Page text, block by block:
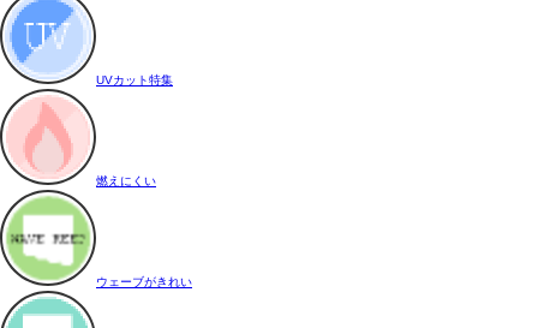
UVカット特集
燃えにくい
ウェーブがきれい